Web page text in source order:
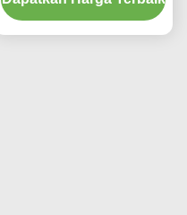
Penggantian